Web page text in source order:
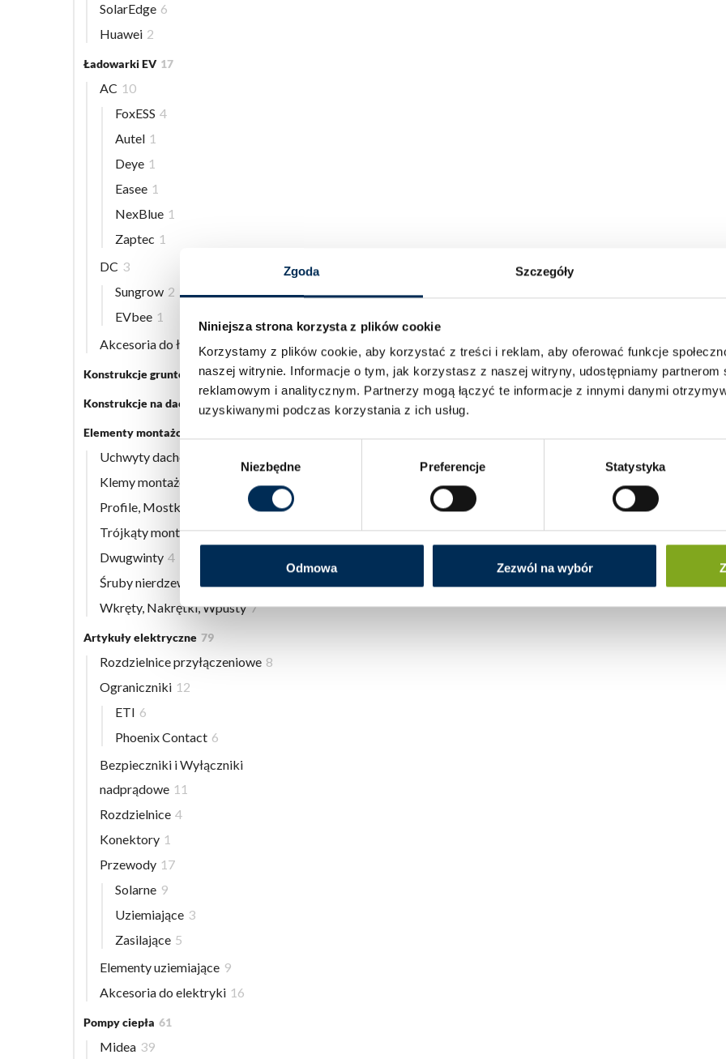
Zgoda Szczegóły
Niniejsza strona korzysta z plików cookie
Korzystamy z plików cookie, aby korzystać z treści i reklam, aby oferować funkcje
naszej witrynie. Informacje o tym, jak korzystasz z naszej witryny, udostępniamy partnerom
reklamowym i analitycznym. Partnerzy mogą łączyć te informacje z innymi danymi
uzyskiwanymi podczas korzystania z ich usług.
Niezbędne Preferencje Statystyka
Odmowa Zezwól na wybór
SolarEdge 6
Huawei 2
Ładowarki EV 17
AC 10
FoxESS 4
Autel 1
Deye 1
Easee 1
NexBlue 1
Zaptec 1
DC 3
Sungrow 2
EVbee 1
Akcesoria do ładowarek EV
Konstrukcje gruntowe 5
Konstrukcje na dach płaski 3
Elementy montażowe
Uchwyty dachowe
Klemy montażowe
Profile, Mostki
Trójkąty montażowe 3
Dwugwinty 4
Śruby nierdzewne
Wkręty, Nakrętki, Wpusty 7
Artykuły elektryczne 79
Rozdzielnice przyłączeniowe 8
Ograniczniki 12
ETI 6
Phoenix Contact 6
Bezpieczniki i Wyłączniki
nadprądowe 11
Rozdzielnice 4
Konektory 1
Przewody 17
Solarne 9
Uziemiające 3
Zasilające 5
Elementy uziemiające 9
Akcesoria do elektryki 16
Pompy ciepła 61
Midea 39